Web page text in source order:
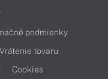
podmienky
Vrátenie tovaru
Cookies